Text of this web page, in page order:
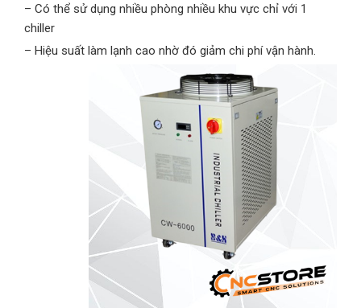
– Có thể sử dụng nhiều phòng nhiều khu vực chỉ với 1
chiller
– Hiệu suất làm lạnh cao nhờ đó giảm chi phí vận hành.